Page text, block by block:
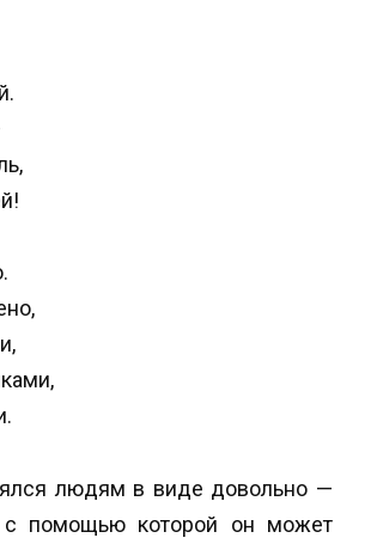
людям в виде довольно —
с помощью которой он может